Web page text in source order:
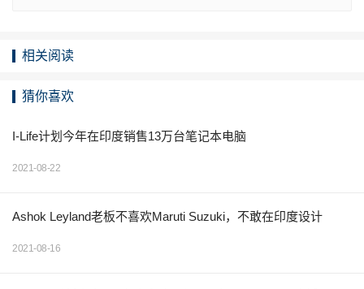
相关阅读
猜你喜欢
I-Life计划今年在印度销售13万台笔记本电脑
2021-08-22
Ashok Leyland老板不喜欢Maruti Suzuki，不敢在印度设计
2021-08-16